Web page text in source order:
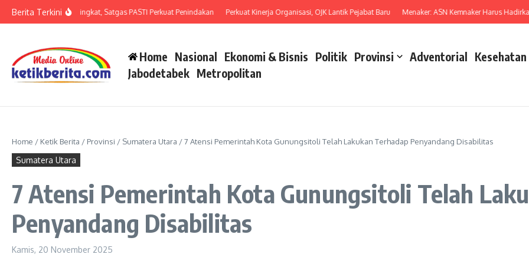
Berita Terkini
Penipuan Meningkat, Satgas PASTI Perkuat Penindakan Perkuat Kinerja Organisasi, OJK Lantik Pejabat Baru Menaker: ASN Kemnaker Harus Hadirkan
Home Nasional Ekonomi & Bisnis Politik Provinsi Adventorial Kesehatan
Jabodetabek Metropolitan
Home / Ketik Berita / Provinsi / Sumatera Utara /7 Atensi Pemerintah Kota Gunungsitoli Telah Lakukan Terhadap Penyandang Disabilitas
Sumatera Utara
7 Atensi Pemerintah Kota Gunungsitoli Telah
Penyandang Disabilitas
Kamis, 20 November 2025